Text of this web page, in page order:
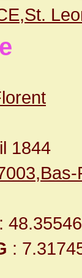
1844
:
: